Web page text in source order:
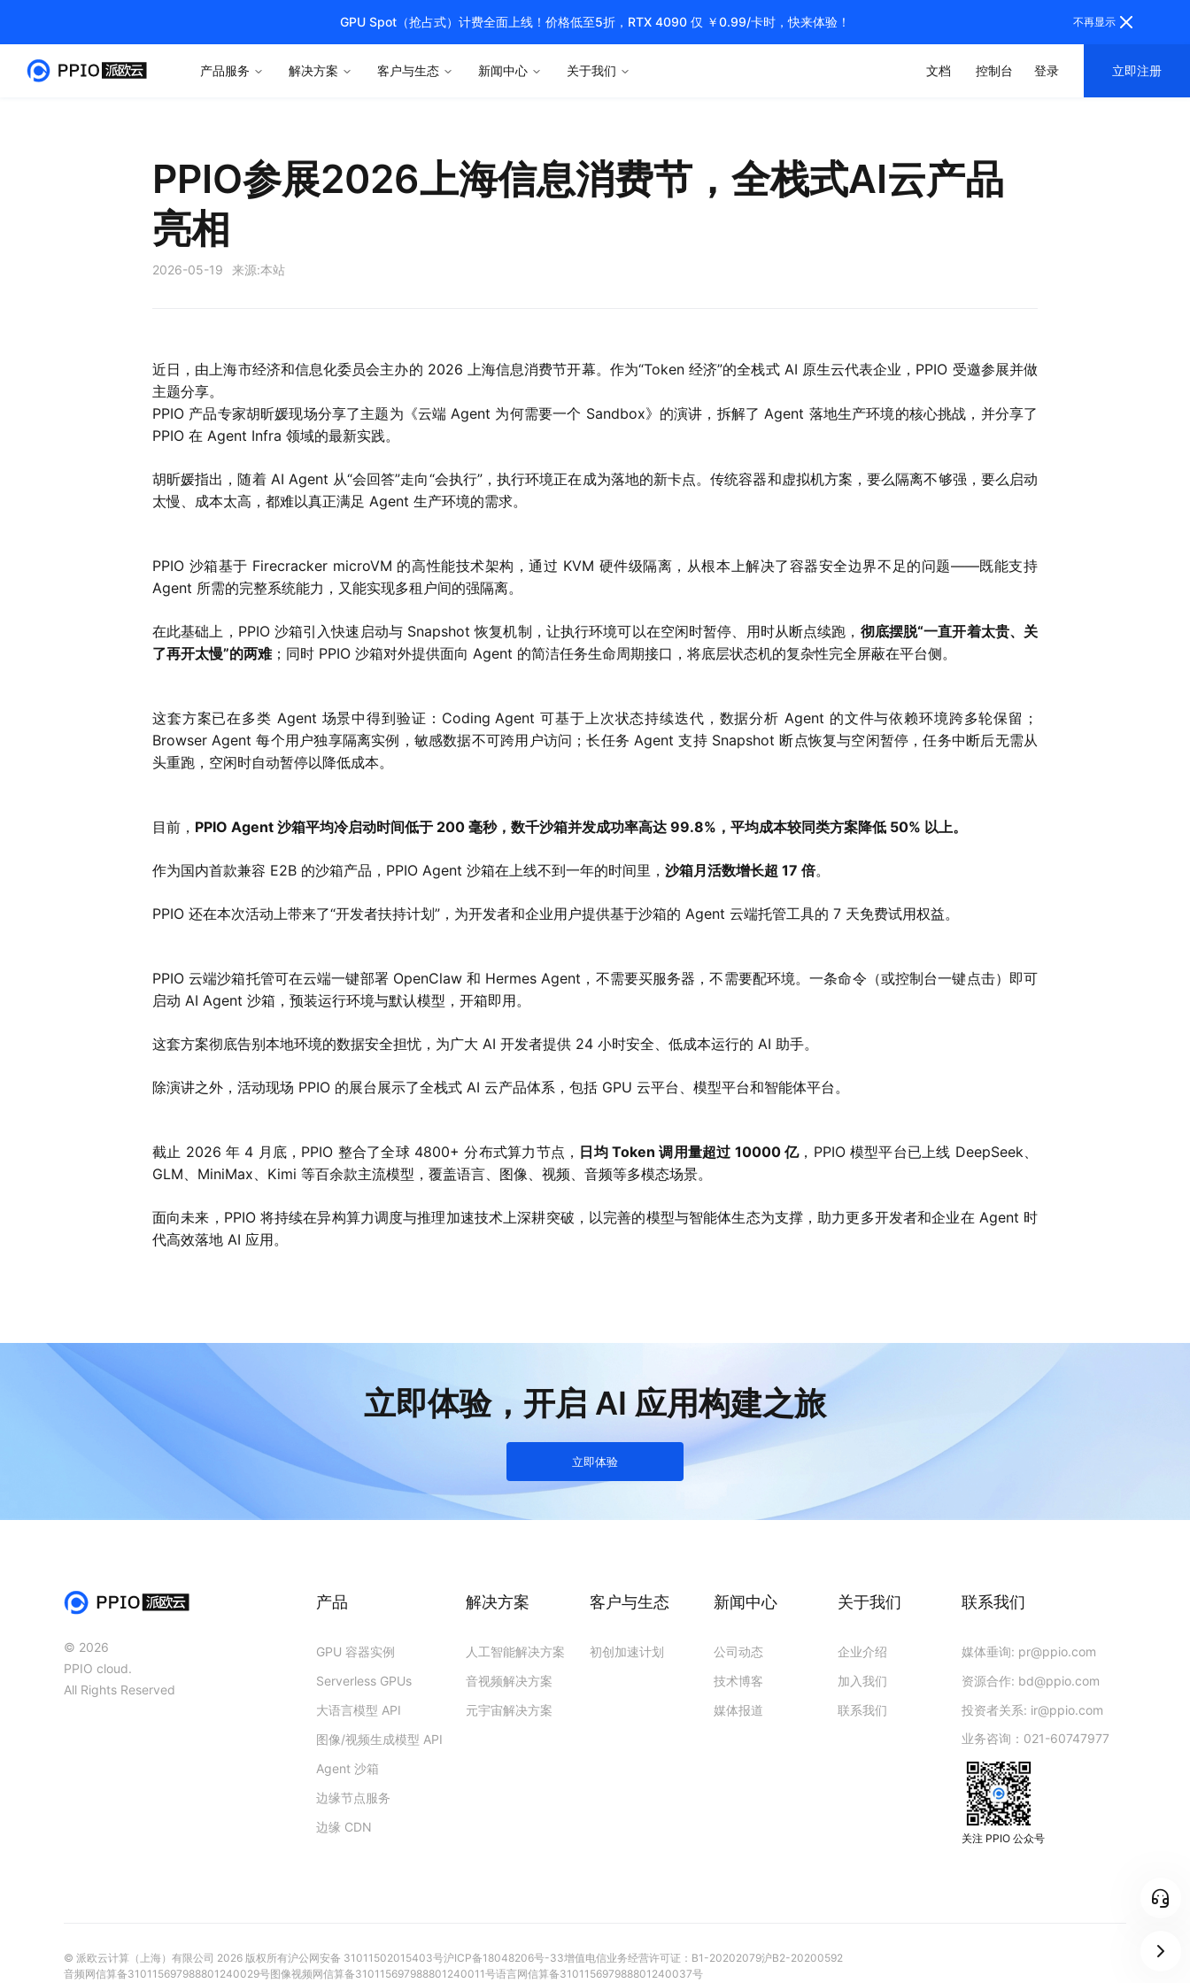
GPU Spot（抢占式）计费全面上线！价格低至5折，RTX 4090 仅 ￥0.99/卡时，快来体验！ 不再显示
产品服务 解决方案 客户与生态 新闻中心 关于我们 文档 控制台 登录 立即注册
PPIO参展2026上海信息消费节，全栈式AI云产品
亮相
2026-05-19 来源:本站
近日，由上海市经济和信息化委员会主办的 2026 上海信息消费节开幕。作为“Token 经济”的全栈式 AI 原生云代表企业，PPIO 受邀参展并做
主题分享。
PPIO 产品专家胡昕媛现场分享了主题为《云端 Agent 为何需要一个 Sandbox》的演讲，拆解了 Agent 落地生产环境的核心挑战，并分享了
PPIO 在 Agent Infra 领域的最新实践。
胡昕媛指出，随着 AI Agent 从“会回答”走向“会执行”，执行环境正在成为落地的新卡点。传统容器和虚拟机方案，要么隔离不够强，要么启动
太慢、成本太高，都难以真正满足 Agent 生产环境的需求。
PPIO 沙箱基于 Firecracker microVM 的高性能技术架构，通过 KVM 硬件级隔离，从根本上解决了容器安全边界不足的问题——既能支持
Agent 所需的完整系统能力，又能实现多租户间的强隔离。
在此基础上，PPIO 沙箱引入快速启动与 Snapshot 恢复机制，让执行环境可以在空闲时暂停、用时从断点续跑， 彻底摆脱“一直开着太贵、关
了再开太慢”的两难；同时 PPIO 沙箱对外提供面向 Agent 的简洁任务生命周期接口，将底层状态机的复杂性完全屏蔽在平台侧。
这套方案已在多类 Agent 场景中得到验证：Coding Agent 可基于上次状态持续迭代，数据分析 Agent 的文件与依赖环境跨多轮保留；
Browser Agent 每个用户独享隔离实例，敏感数据不可跨用户访问；长任务 Agent 支持 Snapshot 断点恢复与空闲暂停，任务中断后无需从
头重跑，空闲时自动暂停以降低成本。
目前， PPIO Agent 沙箱平均冷启动时间低于 200 毫秒，数千沙箱并发成功率高达 99.8%，平均成本较同类方案降低 50% 以上。
作为国内首款兼容 E2B 的沙箱产品，PPIO Agent 沙箱在上线不到一年的时间里， 沙箱月活数增长超 17 倍。
PPIO 还在本次活动上带来了“开发者扶持计划”，为开发者和企业用户提供基于沙箱的 Agent 云端托管工具的 7 天免费试用权益。
PPIO 云端沙箱托管可在云端一键部署 OpenClaw 和 Hermes Agent，不需要买服务器，不需要配环境。一条命令（或控制台一键点击）即可
启动 AI Agent 沙箱，预装运行环境与默认模型，开箱即用。
这套方案彻底告别本地环境的数据安全担忧，为广大 AI 开发者提供 24 小时安全、低成本运行的 AI 助手。
除演讲之外，活动现场 PPIO 的展台展示了全栈式 AI 云产品体系，包括 GPU 云平台、模型平台和智能体平台。
截止 2026 年 4 月底，PPIO 整合了全球 4800+ 分布式算力节点， 日均 Token 调用量超过 10000 亿，PPIO 模型平台已上线 DeepSeek、
GLM、MiniMax、Kimi 等百余款主流模型，覆盖语言、图像、视频、音频等多模态场景。
面向未来，PPIO 将持续在异构算力调度与推理加速技术上深耕突破，以完善的模型与智能体生态为支撑，助力更多开发者和企业在 Agent 时
代高效落地 AI 应用。
立即体验，开启 AI 应用构建之旅
立即体验
© 2026
PPIO cloud.
All Rights Reserved
产品
GPU 容器实例
Serverless GPUs
大语言模型 API
图像/视频生成模型 API
Agent 沙箱
边缘节点服务
边缘 CDN
解决方案
人工智能解决方案
音视频解决方案
元宇宙解决方案
客户与生态
初创加速计划
新闻中心
公司动态
技术博客
媒体报道
关于我们
企业介绍
加入我们
联系我们
联系我们
媒体垂询: pr@ppio.com
资源合作: bd@ppio.com
投资者关系: ir@ppio.com
业务咨询：021-60747977
关注 PPIO 公众号
© 派欧云计算（上海）有限公司 2026 版权所有沪公网安备 31011502015403号沪ICP备18048206号-33增值电信业务经营许可证：B1-20202079沪B2-20200592
音频网信算备310115697988801240029号图像视频网信算备310115697988801240011号语言网信算备310115697988801240037号